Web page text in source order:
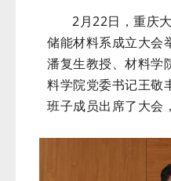
2月22日，重庆
储能材料系成立大会
潘复生教授、材料学
料学院党委书记王敬
班子成员出席了大会